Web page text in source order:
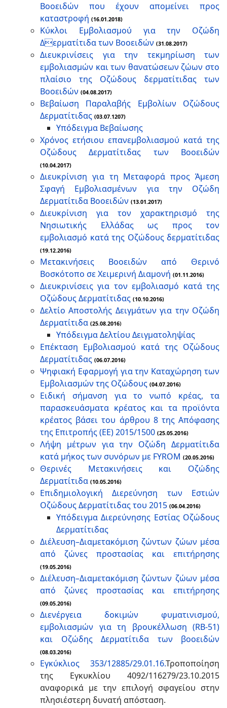
Βοοειδών που έχουν απομείνει προς
καταστροφή (16.01.2018)
Κύκλοι Εμβολιασμού για την Οζώδη
Δερματίτιδα των Βοοειδών (31.08.2017)
Διευκρινίσεις για την τεκμηρίωση των
εμβολιασμών και των θανατώσεων ζώων στο
πλαίσιο της Οζώδους δερματίτιδας των
Βοοειδών (04.08.2017)
Βεβαίωση Παραλαβής Εμβολίων Οζώδους
Δερματίτιδας (03.07.1207)
Υπόδειγμα Βεβαίωσης
Χρόνος ετήσιου επανεμβολιασμού κατά της
Οζώδους Δερματίτιδας των Βοοειδών
(10.04.2017)
Διευκρίνιση για τη Μεταφορά προς Άμεση
Σφαγή Εμβολιασμένων για την Οζώδη
Δερματίτιδα Βοοειδών (13.01.2017)
Διευκρίνιση για τον χαρακτηρισμό της
Νησιωτικής Ελλάδας ως προς τον
εμβολιασμό κατά της Οζώδους δερματίτιδας
(19.12.2016)
Μετακινήσεις Βοοειδών από Θερινό
Βοσκότοπο σε Χειμερινή Διαμονή (01.11.2016)
Διευκρινίσεις για τον εμβολιασμό κατά της
Οζώδους Δερματίτιδας (10.10.2016)
Δελτίο Αποστολής Δειγμάτων για την Οζώδη
Δερματίτιδα (25.08.2016)
Υπόδειγμα Δελτίου Δειγματοληψίας
Επέκταση Εμβολιασμού κατά της Οζώδους
Δερματίτιδας (06.07.2016)
Ψηφιακή Εφαρµογή για την Καταχώρηση των
Εµβολιασµών της Οζώδους (04.07.2016)
Ειδική σήμανση για το νωπό κρέας, τα
παρασκευάσματα κρέατος και τα προϊόντα
κρέατος βάσει του άρθρου 8 της Απόφασης
της Επιτροπής (ΕΕ) 2015/1500 (25.05.2016)
Λήψη μέτρων για την Οζώδη Δερματίτιδα
κατά μήκος των συνόρων με FYROM (20.05.2016)
Θερινές Μετακινήσεις και Οζώδης
Δερματίτιδα (10.05.2016)
Επιδημιολογική Διερεύνηση των Εστιών
Οζώδους Δερματίτιδας του 2015 (06.04.2016)
Υπόδειγμα Διερεύνησης Εστίας Οζώδους
Δερματίτιδας
Διέλευση–Διαμετακόμιση ζώντων ζώων μέσα
από ζώνες προστασίας και επιτήρησης
(19.05.2016)
Διέλευση–Διαμετακόμιση ζώντων ζώων μέσα
από ζώνες προστασίας και επιτήρησης
(09.05.2016)
Διενέργεια δοκιμών φυματινισμού,
εμβολιασμών για τη βρουκέλλωση (RB-51)
και Οζώδης Δερματίτιδα των βοοειδών
(08.03.2016)
Εγκύκλιος 353/12885/29.01.16.Τροποποίηση
της Εγκυκλίου 4092/116279/23.10.2015
αναφορικά με την επιλογή σφαγείου στην
πλησιέστερη δυνατή απόσταση.